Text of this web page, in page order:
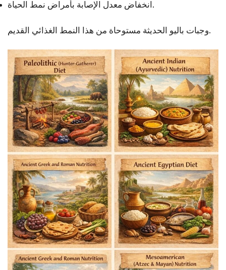
انخفاض معدل الإصابة بأمراض نمط الحياة.
وجبات باليو الحديثة مستوحاة من هذا النمط الغذائي القديم.